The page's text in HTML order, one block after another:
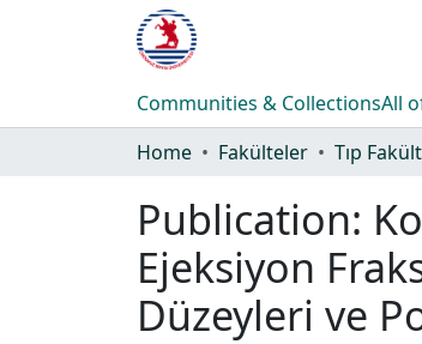
Communities & CollectionsAll
Home
Fakülteler Tıp
Publication:
Ejeksiyon
Düzeyleri ve